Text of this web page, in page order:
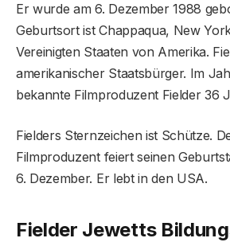
Er wurde am 6. Dezember 1988
Geburtsort ist Chappaqua, New
Vereinigten Staaten von Amerika.
amerikanischer Staatsbürger. Im
bekannte Filmproduzent Fielder 36
Fielders Sternzeichen ist Schütze.
Filmproduzent feiert seinen
6. Dezember. Er lebt in den USA.
Fielder Jewetts